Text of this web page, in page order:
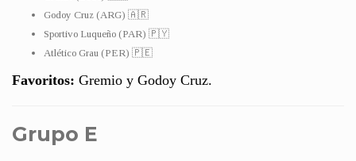
Godoy Cruz (ARG) 🇦🇷
Sportivo Luqueño (PAR) 🇵🇾
Atlético Grau (PER) 🇵🇪
Favoritos: Gremio y Godoy Cruz.
Grupo E